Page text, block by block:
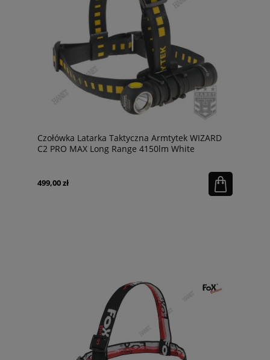
Czołówka Latarka Taktyczna Armtytek WIZARD
C2 PRO MAX Long Range 4150lm White
499,00 zł